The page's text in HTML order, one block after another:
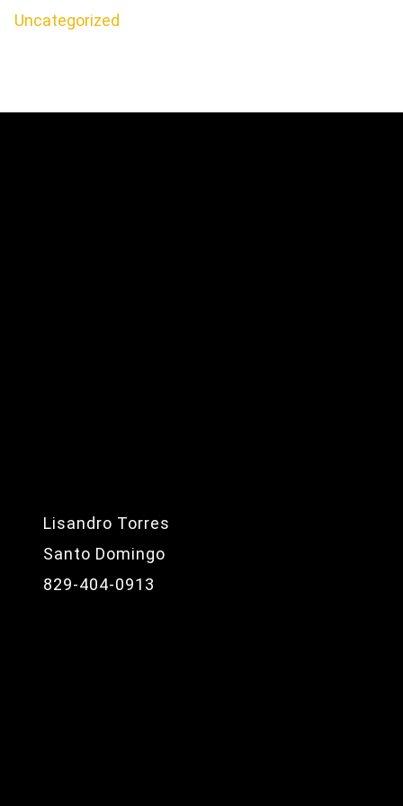
Uncategorized
Lisandro Torres
Santo Domingo
829-404-0913